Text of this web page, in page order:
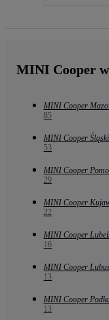
MINI Cooper w
MINI Cooper
85
MINI Cooper
53
MINI Cooper
29
MINI Cooper
22
MINI Cooper
16
MINI Cooper
13
MINI Cooper
13